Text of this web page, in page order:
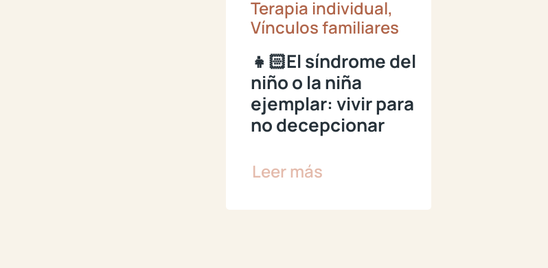
Terapia individual,
Vínculos familiares
👧🏻El síndrome del
niño o la niña
ejemplar: vivir para
no decepcionar
Leer más